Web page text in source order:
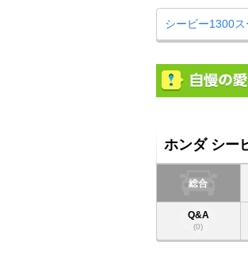
シービー1300
ホンダ シー
総合
Q&A
(0)